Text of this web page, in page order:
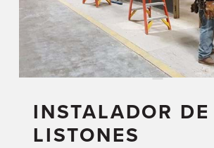
INSTALADOR DE
LISTONES